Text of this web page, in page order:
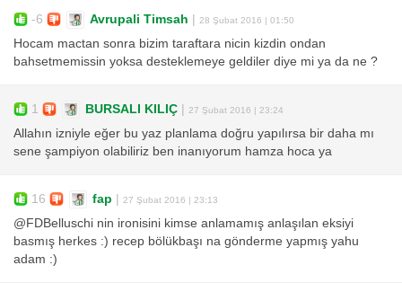
-6 Avrupali Timsah 28 Şubat 2016 | 01:50
Hocam mactan sonra bizim taraftara nicin kizdin ondan
bahsetmemissin yoksa desteklemeye geldiler diye mi ya da ne ?
1 BURSALI KILIÇ 27 Şubat 2016 | 23:24
Allahın izniyle eğer bu yaz planlama doğru yapılırsa bir daha mı
sene şampiyon olabiliriz ben inanıyorum hamza hoca ya
16 fap 27 Şubat 2016 | 23:13
@FDBelluschi nin ironisini kimse anlamamış anlaşılan eksiyi
basmış herkes :) recep bölükbaşı na gönderme yapmış yahu
adam :)